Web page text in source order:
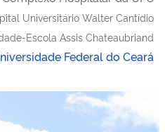
Universitário Walter Cantídio
Escola Assis Chateaubriand
Federal do Ceará